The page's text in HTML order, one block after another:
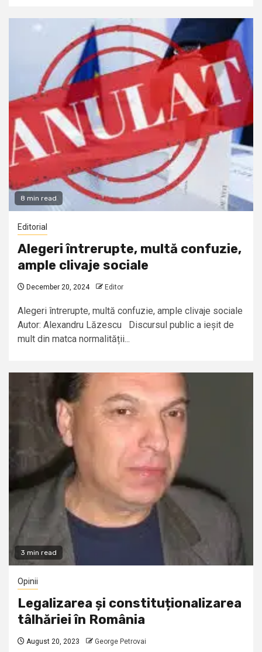
8 min read
Editorial
Alegeri întrerupte, multă confuzie,
ample clivaje sociale
December 20, 2024 Editor
Alegeri întrerupte, multă confuzie, ample clivaje sociale
Autor: Alexandru Lăzescu Discursul public a ieșit de
mult din matca normalității...
3 min read
Opinii
Legalizarea și constituționalizarea
tâlhăriei în România
August 20, 2023 George Petrovai